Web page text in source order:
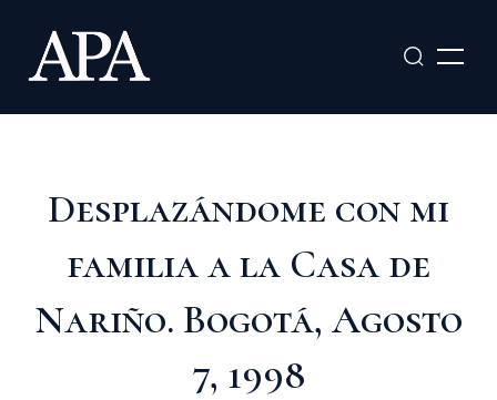
contenido
Desplazándome con mi
familia a la Casa de
Nariño. Bogotá, Agosto
7, 1998